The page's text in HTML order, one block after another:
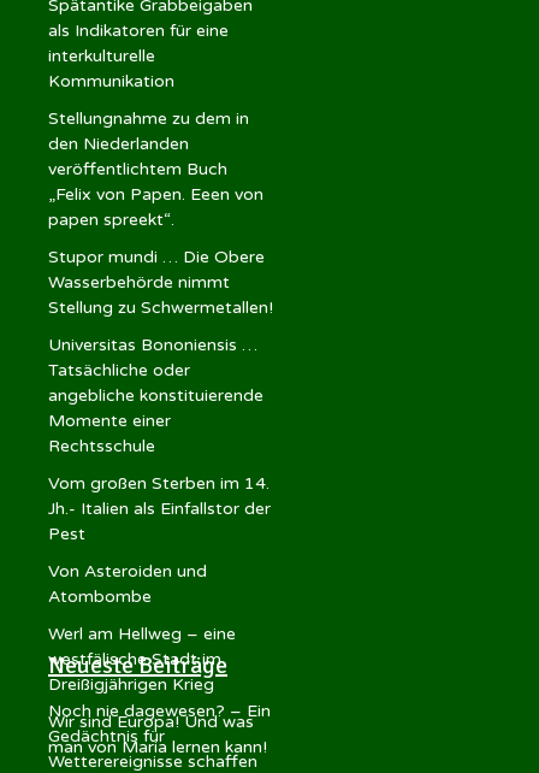
Spätantike Grabbeigaben
als Indikatoren für eine
interkulturelle
Kommunikation
Stellungnahme zu dem in
den Niederlanden
veröffentlichtem Buch
„Felix von Papen. Eeen von
papen spreekt“.
Stupor mundi … Die Obere
Wasserbehörde nimmt
Stellung zu Schwermetallen!
Universitas Bononiensis …
Tatsächliche oder
angebliche konstituierende
Momente einer
Rechtsschule
Vom großen Sterben im 14.
Jh.- Italien als Einfallstor der
Pest
Von Asteroiden und
Atombombe
Werl am Hellweg – eine
westfälische Stadt im
Dreißigjährigen Krieg
Wir sind Europa! Und was
man von Maria lernen kann!
Neueste Beiträge
Noch nie dagewesen? – Ein
Gedächtnis für
Wetterereignisse schaffen